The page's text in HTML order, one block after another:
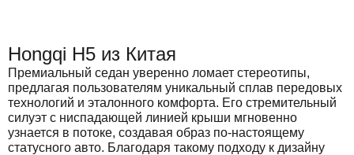
Hongqi H5 из Китая
Премиальный седан уверенно ломает стереотипы,
предлагая пользователям уникальный сплав передовых
технологий и эталонного комфорта. Его стремительный
силуэт с ниспадающей линией крыши мгновенно
узнается в потоке, создавая образ по-настоящему
статусного авто. Благодаря такому подходу к дизайну